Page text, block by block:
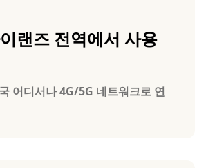
랜즈 전역에서 사용
어디서나 4G/5G 네트워크로 연